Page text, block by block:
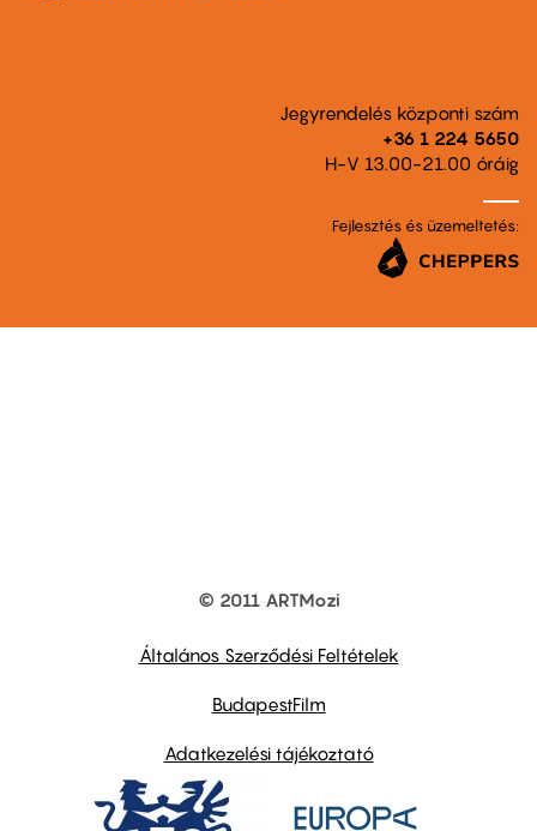
Jegyrendelés központi szám
+36 1 224 5650
H-V 13.00-21.00 óráig
Fejlesztés és üzemeltetés:
© 2011 ARTMozi
Általános Szerződési Feltételek
BudapestFilm
Adatkezelési tájékoztató